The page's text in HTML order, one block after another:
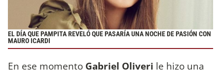
EL DÍA QUE PAMPITA REVELÓ QUE PASARÍA UNA NOCHE DE PASIÓN CON
MAURO ICARDI
En ese momento Gabriel Oliveri le hizo una